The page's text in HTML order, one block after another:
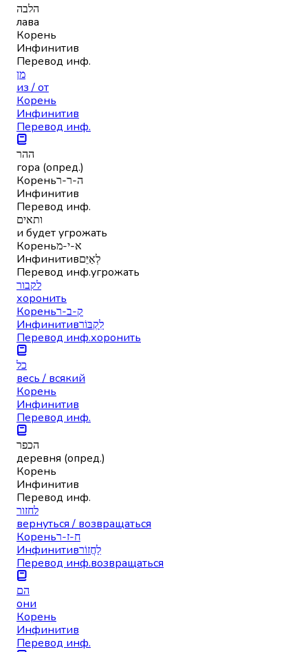
הלבה
лава
Корень
Инфинитив
Перевод инф.
מן
из / от
Корень
Инфинитив
Перевод инф.
ההר
гора (опред.)
Кореньה-ר-ר
Инфинитив
Перевод инф.
ותאים
и будет угрожать
Кореньא-י-מ
Инфинитивלְאַיֵּם
Перевод инф.угрожать
לקבור
хоронить
Кореньק-ב-ר
Инфинитивלִקְבּוֹר
Перевод инф.хоронить
כל
весь / всякий
Корень
Инфинитив
Перевод инф.
הכפר
деревня (опред.)
Корень
Инфинитив
Перевод инф.
לחזור
вернуться / возвращаться
Кореньח-ז-ר
Инфинитивלַחֲזוֹר
Перевод инф.возвращаться
הם
они
Корень
Инфинитив
Перевод инф.